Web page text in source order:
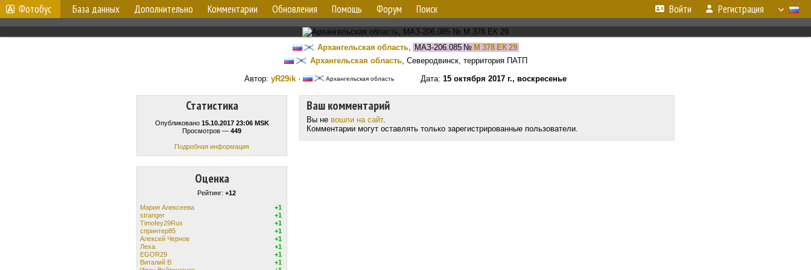
Фотобус База данных Дополнительно Комментарии Обновления Помощь Форум Поиск Войти Регистрация
Архангельская область, МАЗ-206.085№ М 378 ЕК 29
Архангельская область, Северодвинск, территория ПАТП
Автор: yR29ik · Архангельская область Дата: 15 октября 2017 г., воскресенье
Статистика
Опубликовано 15.10.2017 23:06 MSK
Просмотров — 449
Подробная информация
Оценка
Рейтинг: +12
Мария Алексеева
+1
stranger
+1
Timofey29Rus
+1
спринтер85
+1
Алексей Чернов
+1
Леха.
+1
EGOR29
+1
Виталий В
+1
Ваш комментарий
Вы не вошли на сайт.
Комментарии могут оставлять только зарегистрированные пользователи.